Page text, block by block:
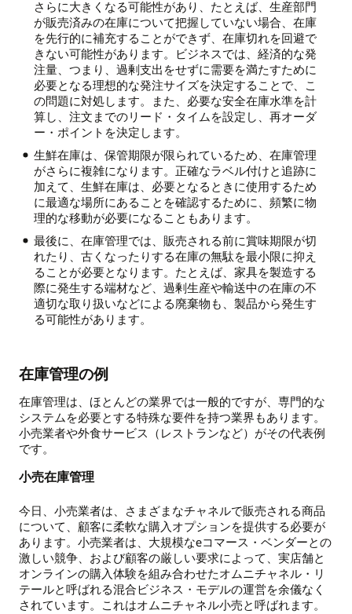
さらに大きくなる可能性があり、たとえば、生産部門
が販売済みの在庫について把握していない場合、在庫
を先行的に補充することができず、在庫切れを回避で
きない可能性があります。ビジネスでは、経済的な発
注量、つまり、過剰支出をせずに需要を満たすために
必要となる理想的な発注サイズを決定することで、こ
の問題に対処します。また、必要な安全在庫水準を計
算し、注文までのリード・タイムを設定し、再オーダ
ー・ポイントを決定します。
生鮮在庫は、保管期限が限られているため、在庫管理
がさらに複雑になります。正確なラベル付けと追跡に
加えて、生鮮在庫は、必要となるときに使用するため
に最適な場所にあることを確認するために、頻繁に物
理的な移動が必要になることもあります。
最後に、在庫管理では、販売される前に賞味期限が切
れたり、古くなったりする在庫の無駄を最小限に抑え
ることが必要となります。たとえば、家具を製造する
際に発生する端材など、過剰生産や輸送中の在庫の不
適切な取り扱いなどによる廃棄物も、製品から発生す
る可能性があります。
在庫管理の例
在庫管理は、ほとんどの業界では一般的ですが、専門的な
システムを必要とする特殊な要件を持つ業界もあります。
小売業者や外食サービス（レストランなど）がその代表例
です。
小売在庫管理
今日、小売業者は、さまざまなチャネルで販売される商品
について、顧客に柔軟な購入オプションを提供する必要が
あります。小売業者は、大規模なeコマース・ベンダーとの
激しい競争、および顧客の厳しい要求によって、実店舗と
オンラインの購入体験を組み合わせたオムニチャネル・リ
テールと呼ばれる混合ビジネス・モデルの運営を余儀なく
されています。これはオムニチャネル小売と呼ばれます。